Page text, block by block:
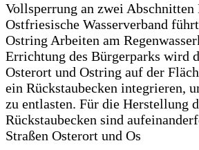
Vollsperrung an zwei
Ostfriesische Wasserverband
Ostring Arbeiten am
Errichtung des Bürgerparks wird
Osterort und Ostring auf der
ein Rückstaubecken integrieren,
zu entlasten. Für die Herstellung
Rückstaubecken sind
Straßen Osterort und Os